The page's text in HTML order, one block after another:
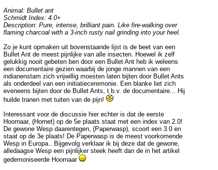
Animal: Bullet ant
Schmidt Index: 4.0+
Description: Pure, intense, brilliant pain. Like fire-walking over
flaming charcoal with a 3-inch rusty nail grinding into your heel.
Zo je kunt opmaken uit bovenstaande lijst is de beet van een
Bullet Ant de meest pijnlijke van alle insecten. Hoewel ik zelf
gelukkig nooit gebeten ben door een Bullet Ant heb ik weleens
een documentaire gezien waarbij de jonge mannen van een
indianenstam zich vrijwillig moesten laten bijten door Bullet Ants
als onderdeel van een initiatieceremonie. Een blanke liet zich
eveneens bijten door de Bullet Ants, t.b.v. de documentaire... Hij
huilde tranen met tuiten van de pijn!
Interessant voor de discussie hier echter is dat de eerste
Hoornaar, (Hornet) op de 5e plaats staat met een index van 2.0!
De gewone Wesp daarentegen, (Paperwasp), scoort een 3.0 en
staat op de 3e plaats! De Paperwasp is de meest voorkomende
Wesp in Europa.. Bijgevolg verklaar ik bij deze dat de gewone,
alledaagse Wesp een pijnlijker steek heeft dan de in het artikel
gedemoniseerde Hoornaar